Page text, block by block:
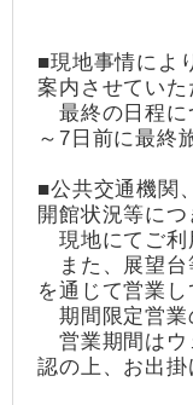
■現地事情によ
案内させていた
最終の日程に
～7日前に最終
■公共交通機関
開館状況等につ
現地にてご利
また、展望台
を通じて営業
期間限定営業
営業期間はウ
認の上、お出掛